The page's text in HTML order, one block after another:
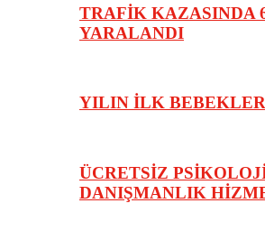
TRAFİK KAZASINDA
YARALANDI
YILIN İLK
ÜCRETSİZ
DANIŞMANLIK